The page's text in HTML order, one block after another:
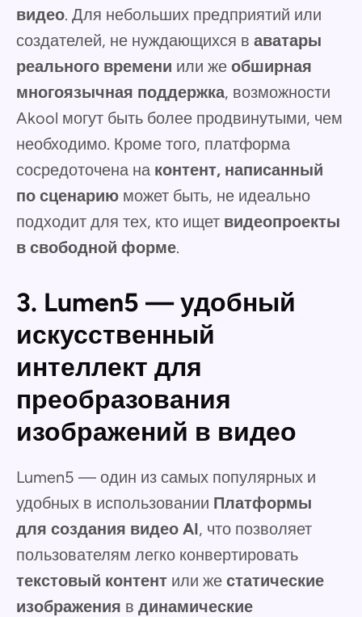
видео. Для небольших предприятий или
создателей, не нуждающихся в аватары
реального времени или же обширная
многоязычная поддержка, возможности
Akool могут быть более продвинутыми, чем
необходимо. Кроме того, платформа
сосредоточена на контент, написанный
по сценарию может быть, не идеально
подходит для тех, кто ищет видеопроекты
в свободной форме.
3. Lumen5 — удобный
искусственный
интеллект для
преобразования
изображений в видео
Lumen5 — один из самых популярных и
удобных в использовании Платформы
для создания видео AI, что позволяет
пользователям легко конвертировать
текстовый контент или же статические
изображения в динамические